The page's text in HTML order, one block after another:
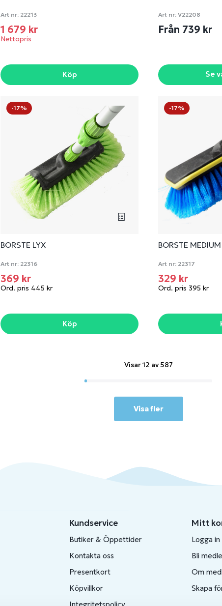
Art nr: 22213
1 679 kr
Nettopris
Köp
Art nr: V22208
Från 739 kr
Se
-17%
BORSTE LYX
Art nr: 22316
369 kr
Ord. pris 445 kr
Köp
-17%
BORSTE MEDIUM
Art nr: 22317
329 kr
Ord. pris 395 kr
Visar 12 av 587
Visa fler
Kundservice
Butiker & Öppettider
Kontakta oss
Presentkort
Köpvillkor
Mitt
Logga in
Bli
Om
Skapa